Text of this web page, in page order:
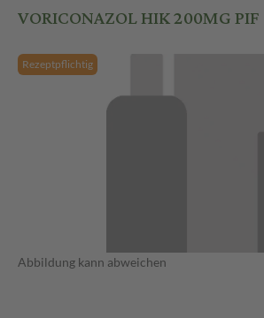
VORICONAZOL HIK 200MG PIF
Rezeptpflichtig
Abbildung kann abweichen